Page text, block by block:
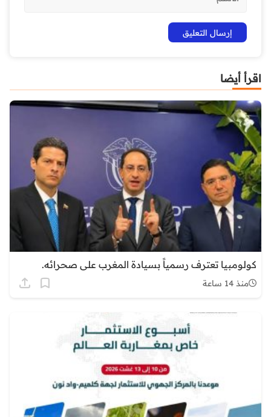
اقرأ أيضا
كولومبيا تعترف رسمياً بسيادة المغرب على صحرائه.
منذ 14 ساعة